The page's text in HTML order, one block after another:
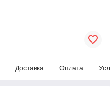
Доставка Оплата